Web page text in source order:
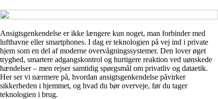
Ansigtsgenkendelse er ikke længere kun noget, man forbinder med
lufthavne eller smartphones. I dag er teknologien på vej ind i private
hjem som en del af moderne overvågningssystemer. Den lover øget
tryghed, smartere adgangskontrol og hurtigere reaktion ved uønskede
hændelser – men rejser samtidig spørgsmål om privatliv og dataetik.
Her ser vi nærmere på, hvordan ansigtsgenkendelse påvirker
sikkerheden i hjemmet, og hvad du bør overveje, før du tager
teknologien i brug.